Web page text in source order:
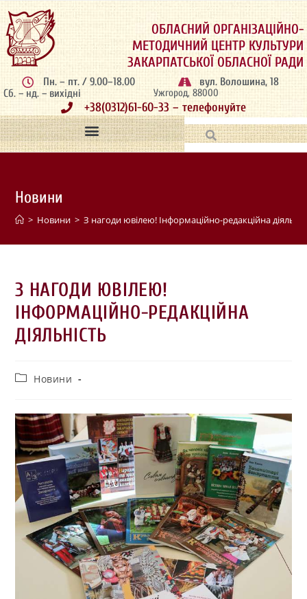
ОБЛАСНИЙ ОРГАНІЗАЦІЙНО-
МЕТОДИЧНИЙ ЦЕНТР КУЛЬТУРИ
ЗАКАРПАТСЬКОЇ ОБЛАСНОЇ РАДИ
Пн. – пт. / 9.00–18.00
Сб. – нд. – вихідні
вул. Волошина, 18
Ужгород, 88000
+38(0312)61-60-33 – телефонуйте
Новини
> Новини > З нагоди ювілею! Інформаційно-редакційна
З НАГОДИ ЮВІЛЕЮ!
ІНФОРМАЦІЙНО-РЕДАКЦІЙНА
ДІЯЛЬНІСТЬ
Новини